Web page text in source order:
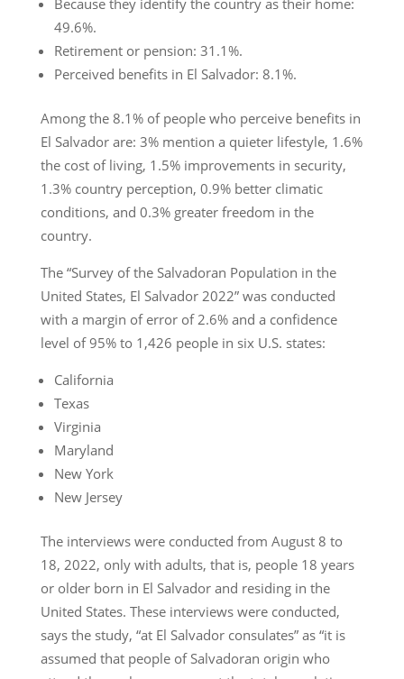
Because they identify the country as their home:
49.6%.
Retirement or pension: 31.1%.
Perceived benefits in El Salvador: 8.1%.
Among the 8.1% of people who perceive benefits in
El Salvador are: 3% mention a quieter lifestyle, 1.6%
the cost of living, 1.5% improvements in security,
1.3% country perception, 0.9% better climatic
conditions, and 0.3% greater freedom in the
country.
The “Survey of the Salvadoran Population in the
United States, El Salvador 2022” was conducted
with a margin of error of 2.6% and a confidence
level of 95% to 1,426 people in six U.S. states:
California
Texas
Virginia
Maryland
New York
New Jersey
The interviews were conducted from August 8 to
18, 2022, only with adults, that is, people 18 years
or older born in El Salvador and residing in the
United States. These interviews were conducted,
says the study, “at El Salvador consulates” as “it is
assumed that people of Salvadoran origin who